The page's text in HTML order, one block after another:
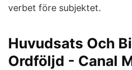
verbet före subjektet.
Huvudsats Och
Ordföljd - Canal